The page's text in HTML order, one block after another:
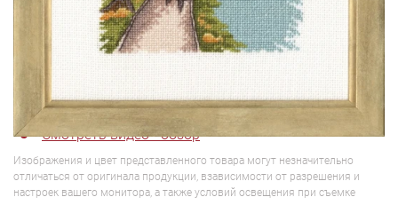
Смотреть видео - обзор
Изображения и цвет представленного товара могут незначительно
отличаться от оригинала продукции, взависимости от разрешения и
настроек вашего монитора, а также условий освещения при съемке